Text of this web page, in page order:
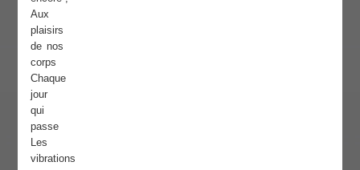
Aux
plaisirs
de nos
corps
Chaque
jour
qui
passe
Les
vibrations